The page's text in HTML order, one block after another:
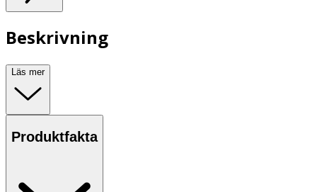
Beskrivning
Läs mer
Produktfakta